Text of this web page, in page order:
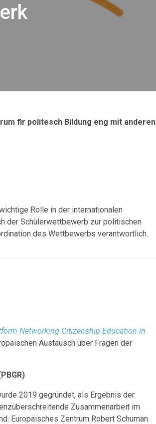
fir politesch Bildung eng mit anderen
Rolle in der internationalen
der Schülerwettbewerb zur politischen
des Wettbewerbs verantwortlich.
Networking Citizenship Education in
Austausch über Fragen der
2019 gegründet, als Ergebnis der
Zusammenarbeit im
Europäisches Zentrum Robert Schuman.